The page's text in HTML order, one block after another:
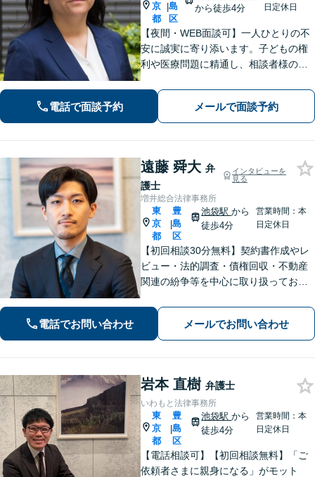
京
都
|島
区
から徒歩4分
日定休日
【夜間・WEB面談可】一人ひとりの不
安に誠実に寄り添います。子どもの権
利や医療問題に精通し、相談者様の
電話で面談予約 メールで面談予約
遠藤 舜大 弁
護士
インタビューを
見る
増井総合法律事務所
東
京
都
|
豊
島
区
池袋駅から
徒歩4分
営業時間：本
日定休日
【初回相談30分無料】契約書作成やレ
ビュー・法的調査・債権回収・不動産
関連の紛争等を中心に取り扱っており
み取りながら徹底した報連相によって
丁寧な対応を心掛けております。弁護
士業務の透明化に努めます。【池袋駅
徒歩4分】
電話でお問い合わせ メールでお問い合わせ
岩本 直樹 弁護士
いわもと法律事務所
東
京
都
|
豊
島
区
池袋駅から
徒歩4分
営業時間：本
日定休日
【電話相談可】【初回相談無料】「ご
依頼者さまに親身になる」がモット